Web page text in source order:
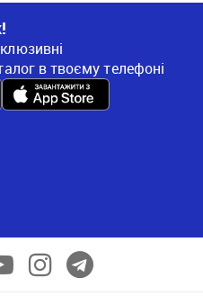
в твоєму телефоні